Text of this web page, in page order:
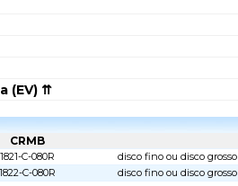
(EV) ⇈
CRMB
1821-C-080R
disco fino ou disco grosso
1822-C-080R disco fino ou disco grosso